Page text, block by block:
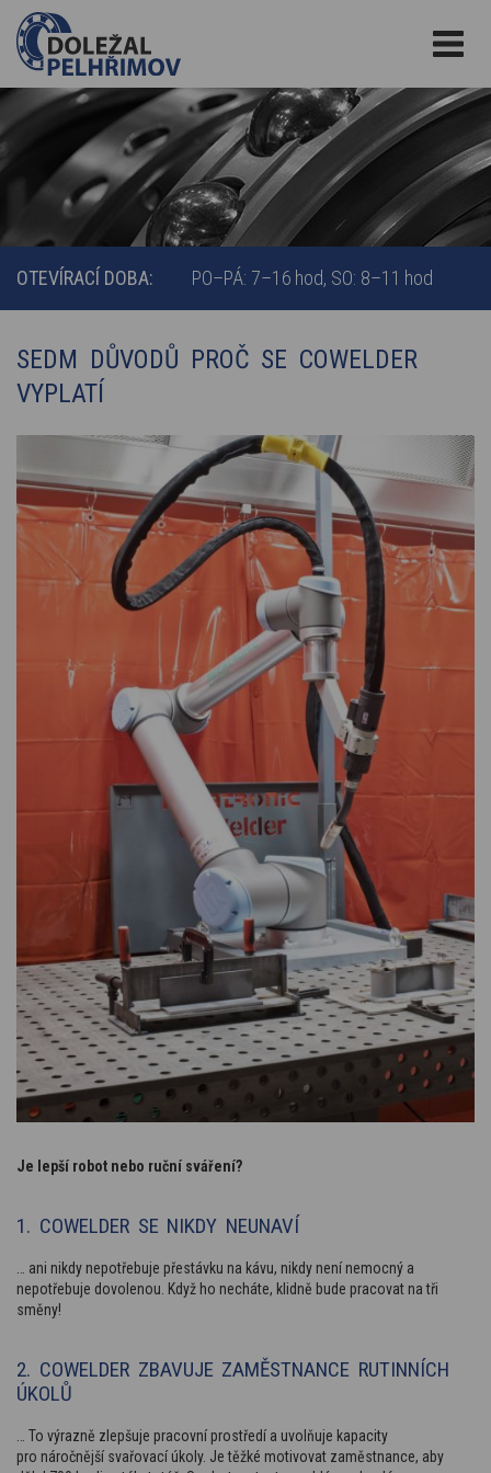
OTEVÍRACÍ DOBA: PO–PÁ: 7–16 hod SO: 8–11 hod
SEDM DŮVODŮ PROČ SE COWELDER
VYPLATÍ
Je lepší robot nebo ruční sváření?
1. COWELDER SE NIKDY NEUNAVÍ
… ani nikdy nepotřebuje přestávku na kávu, nikdy není nemocný a
nepotřebuje dovolenou. Když ho necháte, klidně bude pracovat na tři
směny!
2. COWELDER ZBAVUJE ZAMĚSTNANCE RUTINNÍCH
ÚKOLŮ
… To výrazně zlepšuje pracovní prostředí a uvolňuje kapacity
pro náročnější svařovací úkoly. Je těžké motivovat zaměstnance, aby